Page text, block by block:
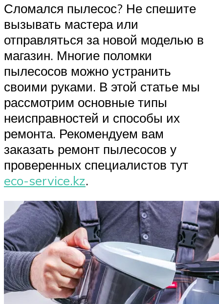
Сломался пылесос? Не спешите
вызывать мастера или
отправляться за новой моделью в
магазин. Многие поломки
пылесосов можно устранить
своими руками. В этой статье мы
рассмотрим основные типы
неисправностей и способы их
ремонта. Рекомендуем вам
заказать ремонт пылесосов у
проверенных специалистов тут
eco-service.kz.